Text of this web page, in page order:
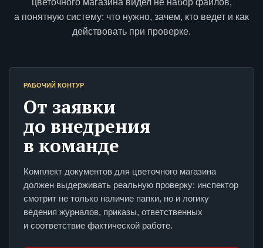
цветочного магазина видел не набор файлов,
а понятную систему: что нужно, зачем, кто ведет и как
действовать при проверке.
РАБОЧИЙ КОНТУР
От заявки
до внедрения
в команде
Комплект документов для цветочного магазина
должен выдерживать реальную проверку: инспектор
смотрит не только наличие папки, но и логику
ведения журналов, приказы, ответственных
и соответствие фактической работе.